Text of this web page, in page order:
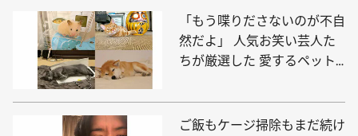
「もう喋りださないのが不自
然だよ」 人気お笑い芸人た
ちが厳選した 愛するペット
ご飯もケージ掃除もまだ続け